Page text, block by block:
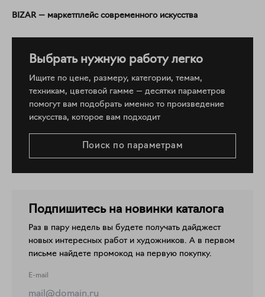
BIZAR — маркетплейс современного искусства
Выбрать нужную работу легко
Ищите по цене, размеру, категории, темам,
техникам, цветовой гамме — десятки параметров
помогут вам подобрать именно то произведение
искусства, которое вам подходит
Поиск по параметрам
Подпишитесь на новинки каталога
Раз в пару недель вы будете получать дайджест
новых интересных работ и художников. А в первом
письме найдете промокод на первую покупку.
E-mail